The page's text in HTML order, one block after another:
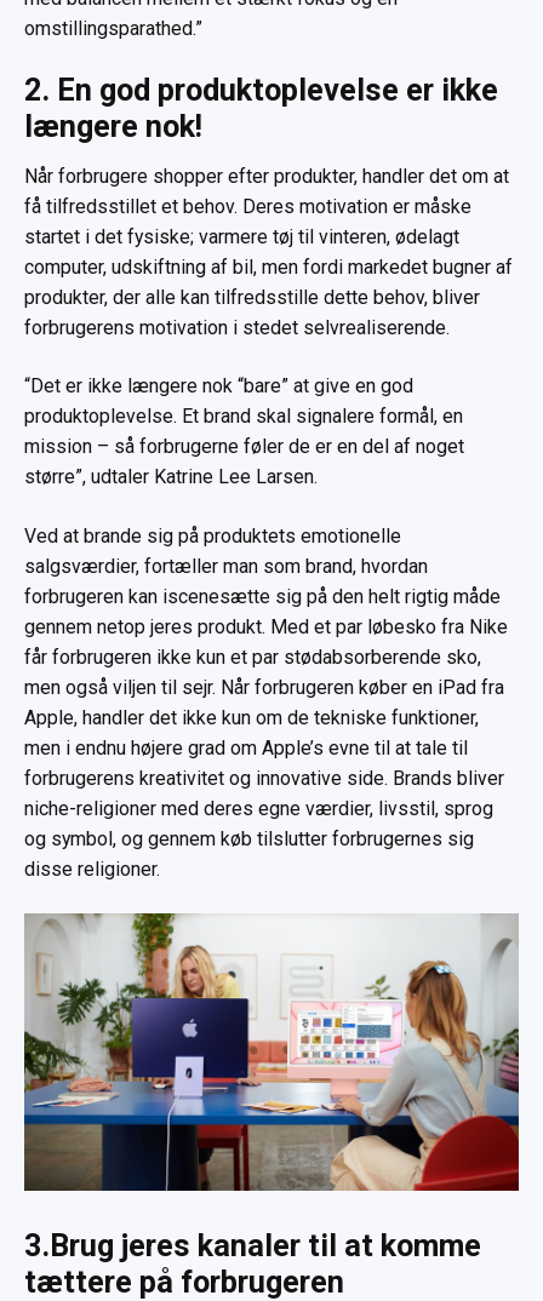
omstillingsparathed.”
2. En god produktoplevelse er ikke
længere nok!
Når forbrugere shopper efter produkter, handler det om at
få tilfredsstillet et behov. Deres motivation er måske
startet i det fysiske; varmere tøj til vinteren, ødelagt
computer, udskiftning af bil, men fordi markedet bugner af
produkter, der alle kan tilfredsstille dette behov, bliver
forbrugerens motivation i stedet selvrealiserende.
“Det er ikke længere nok “bare” at give en god
produktoplevelse. Et brand skal signalere formål, en
mission – så forbrugerne føler de er en del af noget
større”, udtaler Katrine Lee Larsen.
Ved at brande sig på produktets emotionelle
salgsværdier, fortæller man som brand, hvordan
forbrugeren kan iscenesætte sig på den helt rigtig måde
gennem netop jeres produkt. Med et par løbesko fra Nike
får forbrugeren ikke kun et par stødabsorberende sko,
men også viljen til sejr. Når forbrugeren køber en iPad fra
Apple, handler det ikke kun om de tekniske funktioner,
men i endnu højere grad om Apple’s evne til at tale til
forbrugerens kreativitet og innovative side. Brands bliver
niche-religioner med deres egne værdier, livsstil, sprog
og symbol, og gennem køb tilslutter forbrugernes sig
disse religioner.
3.Brug jeres kanaler til at komme
tættere på forbrugeren